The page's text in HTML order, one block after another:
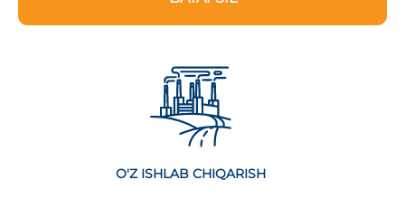
O'Z ISHLAB CHIQARISH